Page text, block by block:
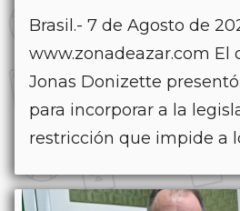
Brasil.- 7 de Agosto de
www.zonadeazar.com El
Jonas Donizette
para incorporar a la
restricción que impide a